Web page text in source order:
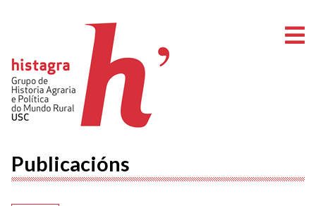
Publicacións